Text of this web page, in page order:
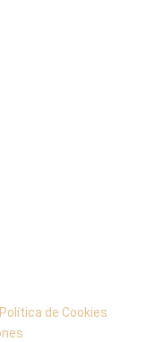
Política de Cookies